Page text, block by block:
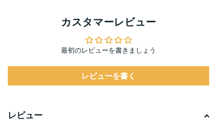
カスタマーレビュー
最初のレビューを書きましょう
レビューを書く
レビュー